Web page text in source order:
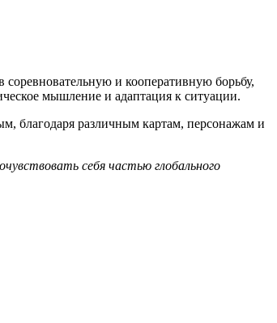
и кооперативную борьбу,
мышление и адаптация к ситуации.
благодаря различным картам, персонажам и
себя частью глобального